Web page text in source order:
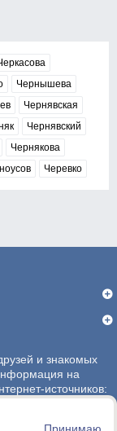
Чернышева
Чернявская
Чернявский
Чернякова
Черевко
и знакомых
на
источников: